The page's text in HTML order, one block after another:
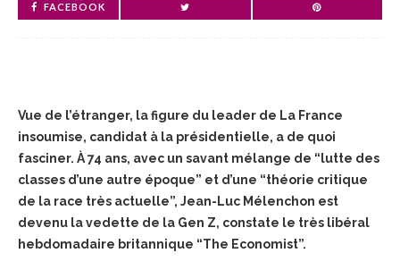
FACEBOOK
Vue de l’étranger, la figure du leader de La France
insoumise, candidat à la présidentielle, a de quoi
fasciner. À 74 ans, avec un savant mélange de “lutte des
classes d’une autre époque” et d’une “théorie critique
de la race très actuelle”, Jean-Luc Mélenchon est
devenu la vedette de la Gen Z, constate le très libéral
hebdomadaire britannique “The Economist”.